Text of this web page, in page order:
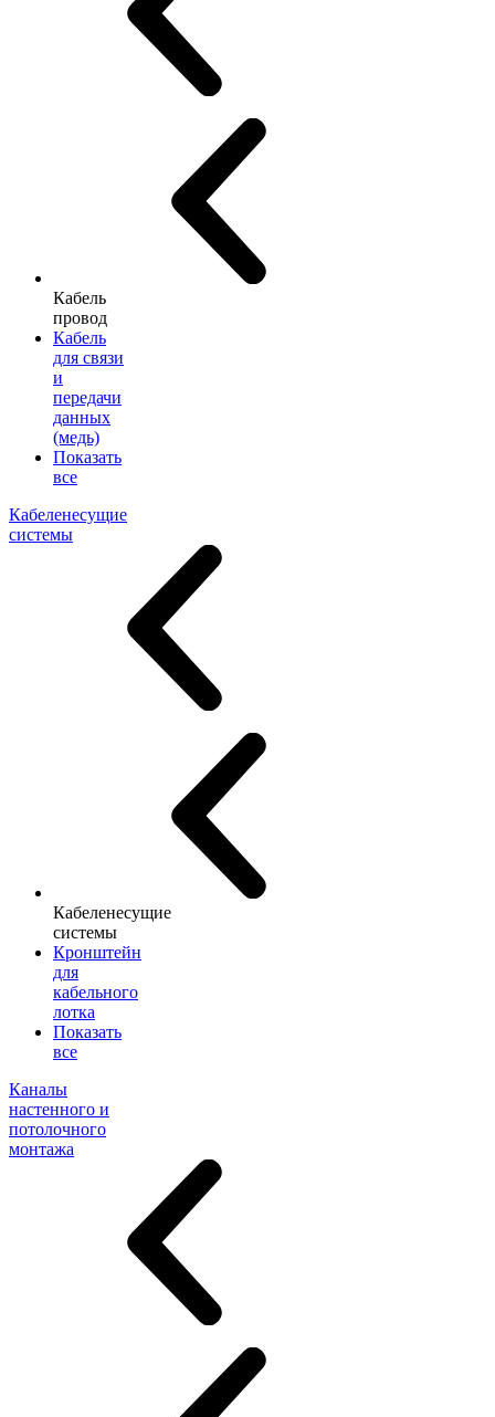
Кабель
провод
Кабель
для связи
и
передачи
данных
(медь)
Показать
все
Кабеленесущие
системы
Кабеленесущие
системы
Кронштейн
для
кабельного
лотка
Показать
все
Каналы
настенного и
потолочного
монтажа